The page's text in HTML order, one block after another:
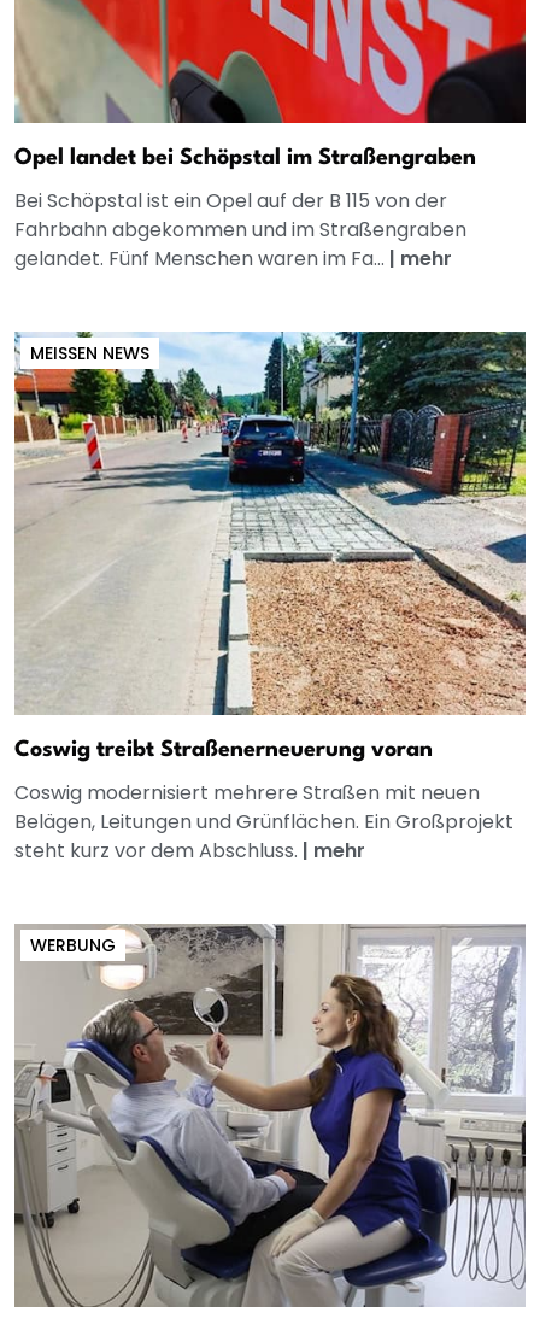
Opel landet bei Schöpstal im Straßengraben
Bei Schöpstal ist ein Opel auf der B 115 von der
Fahrbahn abgekommen und im Straßengraben
gelandet. Fünf Menschen waren im Fa... | mehr
MEISSEN NEWS
Coswig treibt Straßenerneuerung voran
Coswig modernisiert mehrere Straßen mit neuen
Belägen, Leitungen und Grünflächen. Ein Großprojekt
steht kurz vor dem Abschluss. | mehr
WERBUNG